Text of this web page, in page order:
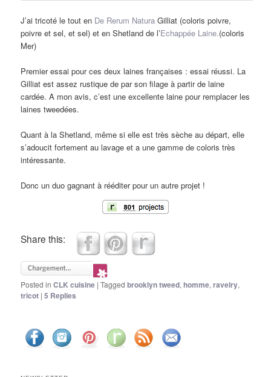
J’ai tricoté le tout en De Rerum Natura Gilliat (coloris poivre,
poivre et sel, et sel) et en Shetland de l’Echappée Laine.(coloris
Mer)
Premier essai pour ces deux laines françaises : essai réussi. La
Gilliat est assez rustique de par son filage à partir de laine
cardée. A mon avis, c’est une excellente laine pour remplacer les
laines tweedées.
Quant à la Shetland, même si elle est très sèche au départ, elle
s’adoucit fortement au lavage et a une gamme de coloris très
intéressante.
Donc un duo gagnant à rééditer pour un autre projet !
Share this:
Posted in CLK cuisine |Tagged brooklyn tweed,homme,ravelry,
tricot |5 Replies